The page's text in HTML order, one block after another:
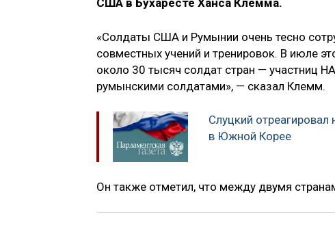
США в Бухаресте Ханса Клемма.
«Солдаты США и Румынии очень тесно
совместных учений и тренировок. В июле
около 30 тысяч солдат стран — участниц
румынскими солдатами», — сказал Клемм.
Слуцкий
в Южной Корее
Он также отметил, что между двумя